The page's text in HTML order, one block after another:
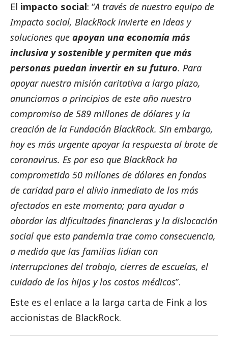
El impacto social: “A través de nuestro equipo de
Impacto social, BlackRock invierte en ideas y
soluciones que apoyan una economía más
inclusiva y sostenible y permiten que más
personas puedan invertir en su futuro. Para
apoyar nuestra misión caritativa a largo plazo,
anunciamos a principios de este año nuestro
compromiso de 589 millones de dólares y la
creación de la Fundación BlackRock. Sin embargo,
hoy es más urgente apoyar la respuesta al brote de
coronavirus. Es por eso que BlackRock ha
comprometido 50 millones de dólares en fondos
de caridad para el alivio inmediato de los más
afectados en este momento; para ayudar a
abordar las dificultades financieras y la dislocación
social que esta pandemia trae como consecuencia,
a medida que las familias lidian con
interrupciones del trabajo, cierres de escuelas, el
cuidado de los hijos y los costos médicos”.
Este es el enlace a la larga carta de Fink a los
accionistas de BlackRock.